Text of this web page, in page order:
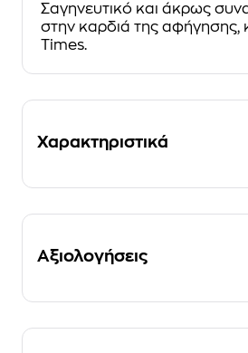
Σαγηνευτικό και άκρως
στην καρδιά της
Times.
Χαρακτηριστικά
Αξιολογήσεις